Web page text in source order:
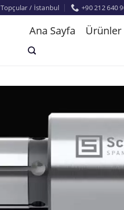
Topçular / İstanbul +90 212 640
Ana Sayfa Ürünler